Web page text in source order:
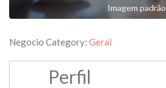
Imagem padrão
Negocio Category: Geral
Perfil